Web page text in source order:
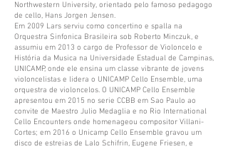
Northwestern University, orientado pelo famoso pedagogo
de cello, Hans Jorgen Jensen.
Em 2009 Lars serviu como concertino e spalla na
Orquestra Sinfonica Brasileira sob Roberto Minczuk, e
assumiu em 2013 o cargo de Professor de Violoncelo e
História da Musica na Universidade Estadual de Campinas,
UNICAMP, onde ele ensina um classe vibrante de jovens
violoncelistas e lidera o UNICAMP Cello Ensemble, uma
orquestra de violoncelos. O UNICAMP Cello Ensemble
apresentou em 2015 no serie CCBB em Sao Paulo ao
convite de Maestro Julio Medaglia e no Rio International
Cello Encounters onde homenageou compositor Villani-
Cortes; em 2016 o Unicamp Cello Ensemble gravou um
disco de estreias de Lalo Schifrin, Eugene Friesen, e